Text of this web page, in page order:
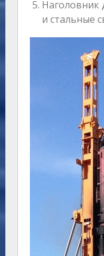
Наголовник
и стальные